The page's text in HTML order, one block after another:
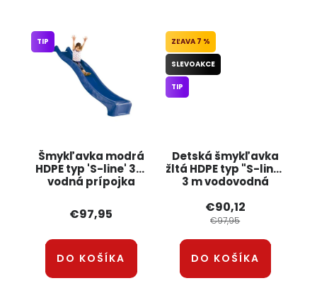
Šmykľavka modrá
HDPE typ 'S-line' 3m
vodná prípojka
TIP
€97,95
DO KOŠÍKA
Detská šmykľavka
žltá HDPE typ "S-line"
3 m vodovodná
prípojka
7 %
SLEVOAKCE
TIP
€90,12
€97,95
DO KOŠÍKA